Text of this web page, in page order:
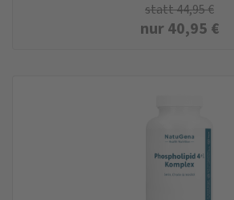
statt44,95€
nur40,95 €